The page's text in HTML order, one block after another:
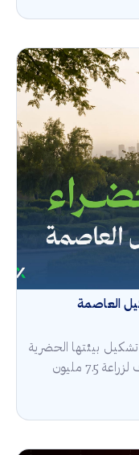
العاصمة
بيئتها الحضرية
ضمن مشروع "الرياض الخضراء" المستهدف لزراعة 7.5 مليون